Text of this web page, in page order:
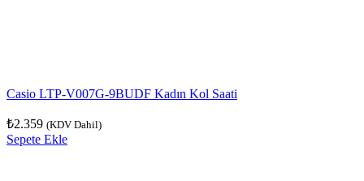
Casio LTP-V007G-9BUDF Kadın Kol Saati
₺2.359 (KDV Dahil)
Sepete Ekle